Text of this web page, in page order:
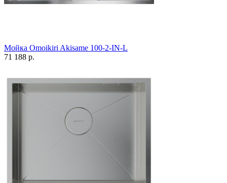
Мойка Omoikiri Akisame 100-2-IN-L
71 188 р.